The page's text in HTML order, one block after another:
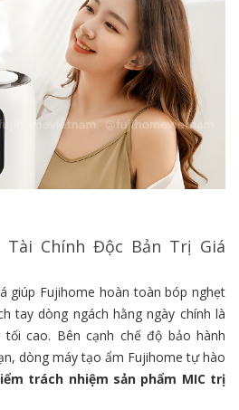
Tài Chính Độc Bản Trị Giá
giúp Fujihome hoàn toàn bóp nghẹt
tay dòng ngách hằng ngày chính là
tối cao. Bên cạnh chế độ bảo hành
dòng máy tạo ẩm Fujihome tự hào
trách nhiệm sản phẩm MIC trị